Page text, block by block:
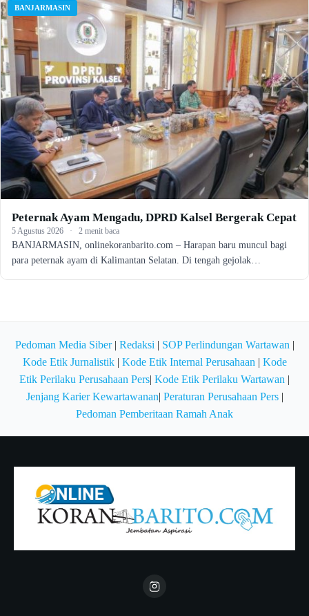
BANJARMASIN
Peternak Ayam Mengadu, DPRD Kalsel Bergerak Cepat
5 Agustus 2026 · 2 menit baca
BANJARMASIN, onlinekoranbarito.com – Harapan baru muncul bagi
para peternak ayam di Kalimantan Selatan. Di tengah gejolak…
Pedoman Media Siber| Redaksi | SOP Perlindungan Wartawan |
Kode Etik Jurnalistik| Kode Etik Internal Perusahaan | Kode
Etik Perilaku Perusahaan Pers| Kode Etik Perilaku Wartawan |
Jenjang Karier Kewartawanan| Peraturan Perusahaan Pers|
Pedoman Pemberitaan Ramah Anak